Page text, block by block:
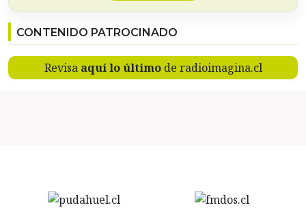
CONTENIDO PATROCINADO
Revisa aquí lo últimode radioimagina.cl